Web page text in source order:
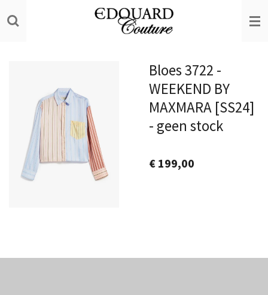
direct
Bloes 3722 -
WEEKEND BY
MAXMARA [SS24]
- geen stock
€ 199,00